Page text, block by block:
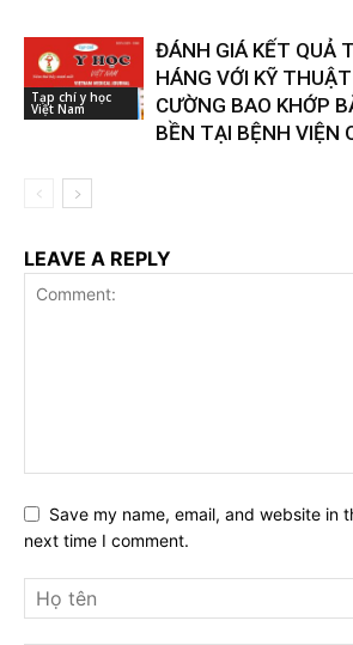
Tạp chí y học
Việt Nam
ĐÁNH GIÁ KẾT QUẢ
HÁNG VỚI KỸ
CƯỜNG BAO KHỚP
BỀN TẠI BỆNH VIỆN
LEAVE A REPLY
Save my name, email, and website in
next time I comment.